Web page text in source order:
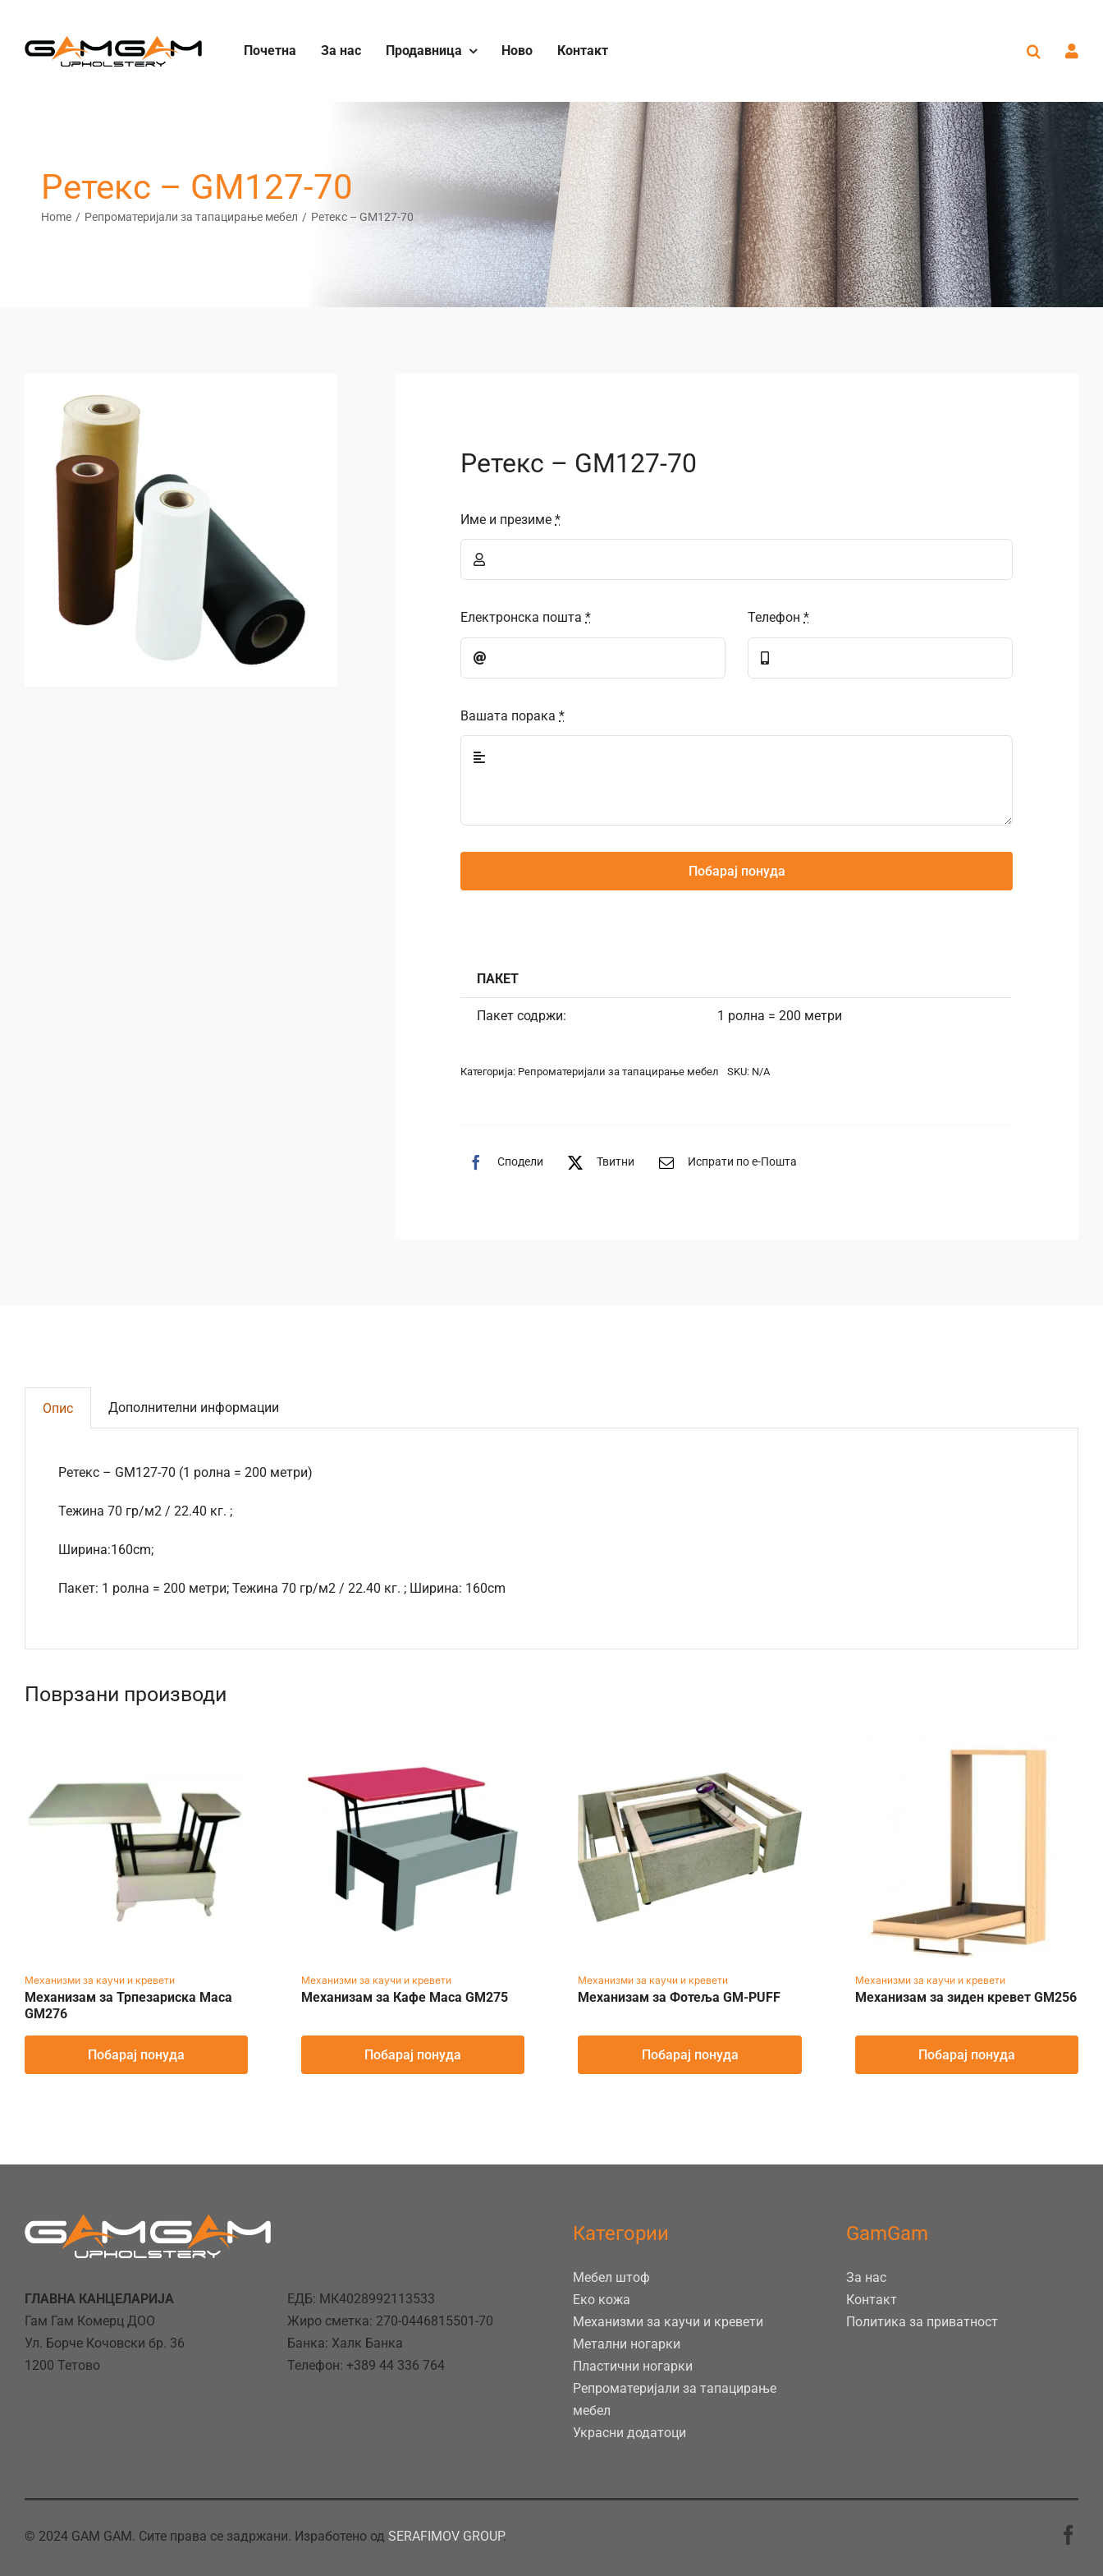
content
Почетна За нас Продавница Ново Контакт
Ретекс – GM127-70
Home Репроматеријали за тапацирање мебел Ретекс – GM127-70
Ретекс – GM127-70
Име и презиме*
Електронска пошта* Телефон*
Вашата порака*
Побарај понуда
ПАКЕТ
Пакет содржи: 1 ролна = 200 метри
Категорија: Репроматеријали за тапацирање мебел SKU: N/A
Сподели Твитни Испрати по е-Пошта
Опис Дополнителни информации
Ретекс – GM127-70 (1 ролна = 200 метри)
Тежина 70 гр/м2 / 22.40 кг. ;
Ширина:160cm;
Пакет: 1 ролна = 200 метри; Тежина 70 гр/м2 / 22.40 кг. ; Ширина: 160cm
Поврзани производи
Механизми за каучи и кревети
Механизам за Трпезариска Маса
GM276
Побарај понуда
Механизми за каучи и кревети
Механизам за Кафе Маса GM275
Побарај понуда
Механизми за каучи и кревети
Механизам за Фотеља GM-PUFF
Побарај понуда
Механизми за каучи и кревети
Механизам за зиден кревет GM256
Побарај понуда
ГЛАВНА КАНЦЕЛАРИЈА
Гам Гам Комерц ДОО
Ул. Борче Кочовски бр. 36
1200 Тетово
ЕДБ: МК4028992113533
Жиро сметка: 270-0446815501-70
Банка: Халк Банка
Телефон: +389 44 336 764
Категории
Мебел штоф
Еко кожа
Механизми за каучи и кревети
Метални ногарки
Пластични ногарки
Репроматеријали за тапацирање
мебел
Украсни додатоци
GamGam
За нас
Контакт
Политика за приватност
© 2024 GAM GAM. Сите права се задржани. Изработено од SERAFIMOV GROUP.